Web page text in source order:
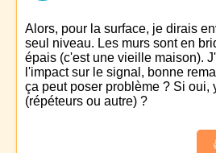
Alors, pour la surface, je dirais
seul niveau. Les murs sont en
épais (c'est une vieille maison).
l'impact sur le signal, bonne
ça peut poser problème ? Si oui,
(répéteurs ou autre) ?